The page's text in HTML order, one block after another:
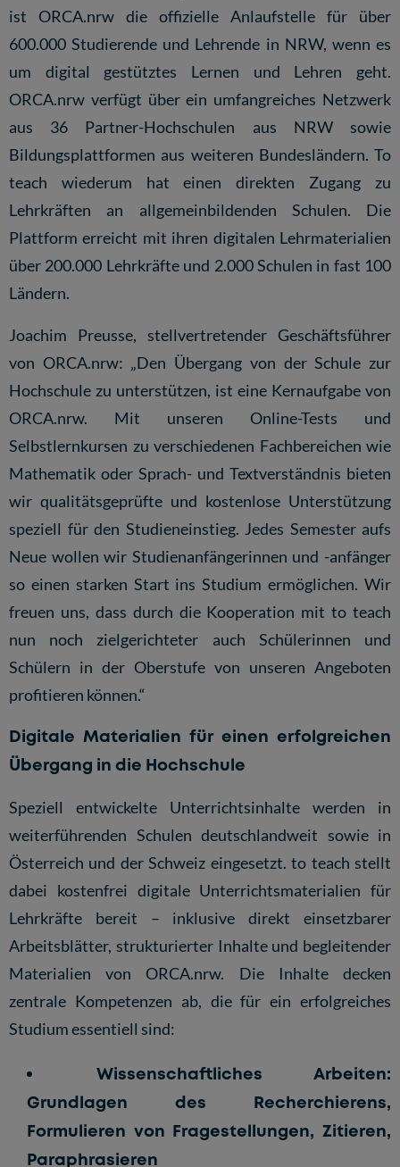
ist ORCA.nrw die offizielle Anlaufstelle für über
600.000 Studierende und Lehrende in NRW, wenn es
um digital gestütztes Lernen und Lehren geht.
ORCA.nrw verfügt über ein umfangreiches Netzwerk
aus 36 Partner-Hochschulen aus NRW sowie
Bildungsplattformen aus weiteren Bundesländern. To
teach wiederum hat einen direkten Zugang zu
Lehrkräften an allgemeinbildenden Schulen. Die
Plattform erreicht mit ihren digitalen Lehrmaterialien
über 200.000 Lehrkräfte und 2.000 Schulen in fast 100
Ländern.
Joachim Preusse, stellvertretender Geschäftsführer
von ORCA.nrw: „Den Übergang von der Schule zur
Hochschule zu unterstützen, ist eine Kernaufgabe von
ORCA.nrw. Mit unseren Online-Tests und
Selbstlernkursen zu verschiedenen Fachbereichen wie
Mathematik oder Sprach- und Textverständnis bieten
wir qualitätsgeprüfte und kostenlose Unterstützung
speziell für den Studieneinstieg. Jedes Semester aufs
Neue wollen wir Studienanfängerinnen und -anfänger
so einen starken Start ins Studium ermöglichen. Wir
freuen uns, dass durch die Kooperation mit to teach
nun noch zielgerichteter auch Schülerinnen und
Schülern in der Oberstufe von unseren Angeboten
profitieren können.“
Digitale Materialien für einen erfolgreichen
Übergang in die Hochschule
Speziell entwickelte Unterrichtsinhalte werden in
weiterführenden Schulen deutschlandweit sowie in
Österreich und der Schweiz eingesetzt. to teach stellt
dabei kostenfrei digitale Unterrichtsmaterialien für
Lehrkräfte bereit – inklusive direkt einsetzbarer
Arbeitsblätter, strukturierter Inhalte und begleitender
Materialien von ORCA.nrw. Die Inhalte decken
zentrale Kompetenzen ab, die für ein erfolgreiches
Studium essentiell sind:
Wissenschaftliches Arbeiten:
Grundlagen des Recherchierens,
Formulieren von Fragestellungen, Zitieren,
Paraphrasieren